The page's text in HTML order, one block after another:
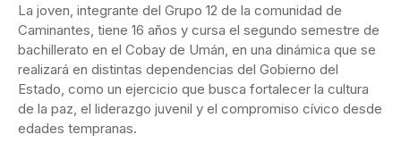
La joven, integrante del Grupo 12 de la comunidad de
Caminantes, tiene 16 años y cursa el segundo semestre de
bachillerato en el Cobay de Umán, en una dinámica que se
realizará en distintas dependencias del Gobierno del
Estado, como un ejercicio que busca fortalecer la cultura
de la paz, el liderazgo juvenil y el compromiso cívico desde
edades tempranas.